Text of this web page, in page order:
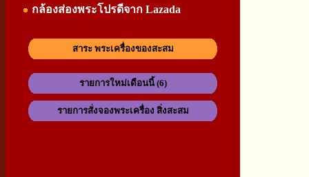
กล้องส่องพระโปรดีจาก Lazada
สาระ พระเครื่องของสะสม
รายการใหม่เดือนนี้ (6)
รายการสั่งจองพระเครื่อง สิ่งสะสม